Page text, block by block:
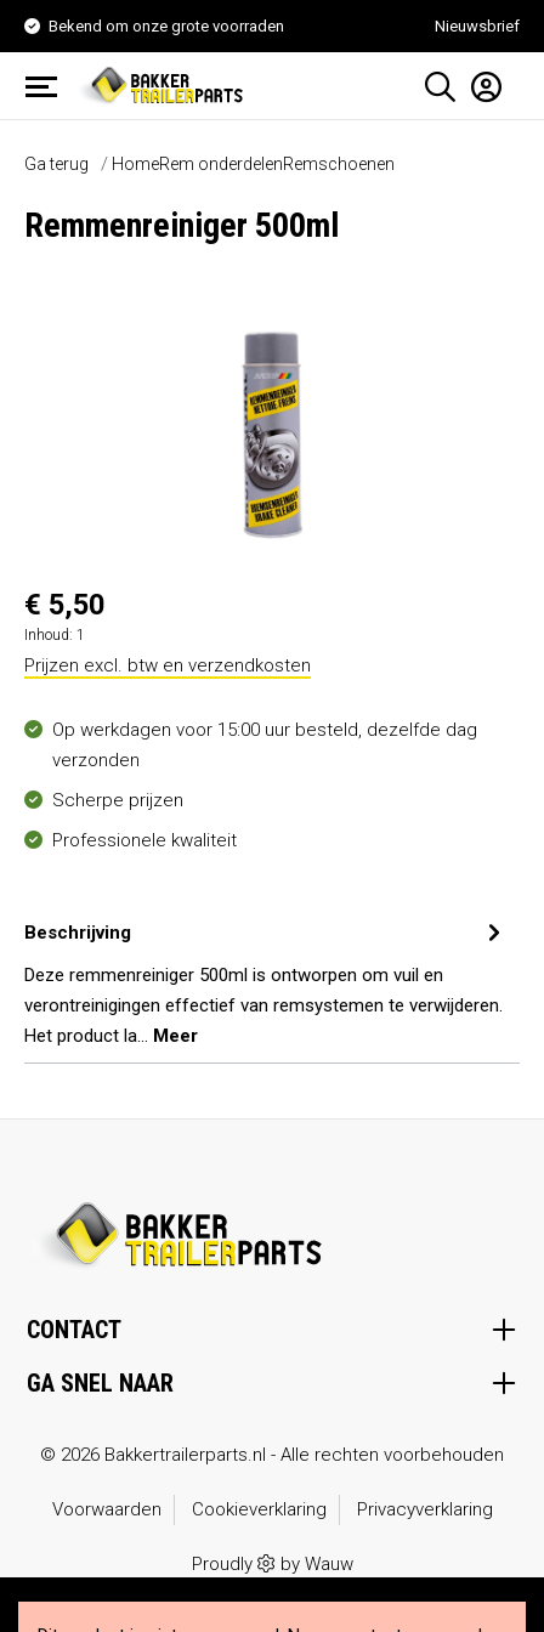
Bekend om onze grote voorraden Nieuwsbrief
Ga terug HomeRem onderdelenRemschoenen
Remmenreiniger 500ml
€ 5,50
Inhoud: 1
Prijzen excl. btw en verzendkosten
Op werkdagen voor 15:00 uur besteld, dezelfde dag
verzonden
Scherpe prijzen
Professionele kwaliteit
Beschrijving
Deze remmenreiniger 500ml is ontworpen om vuil en
verontreinigingen effectief van remsystemen te verwijderen.
Het product la… Meer
CONTACT
GA SNEL NAAR
© 2026 Bakkertrailerparts.nl - Alle rechten voorbehouden
Voorwaarden Cookieverklaring Privacyverklaring
Proudly by Wauw